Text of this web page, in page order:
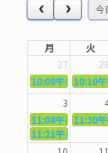
今
月 火
27
28
10:08午前
5362
10:10
3
11:08午前
5367
11:30
11:21午前